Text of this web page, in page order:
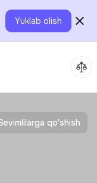
Yuklab olish
qo'shish